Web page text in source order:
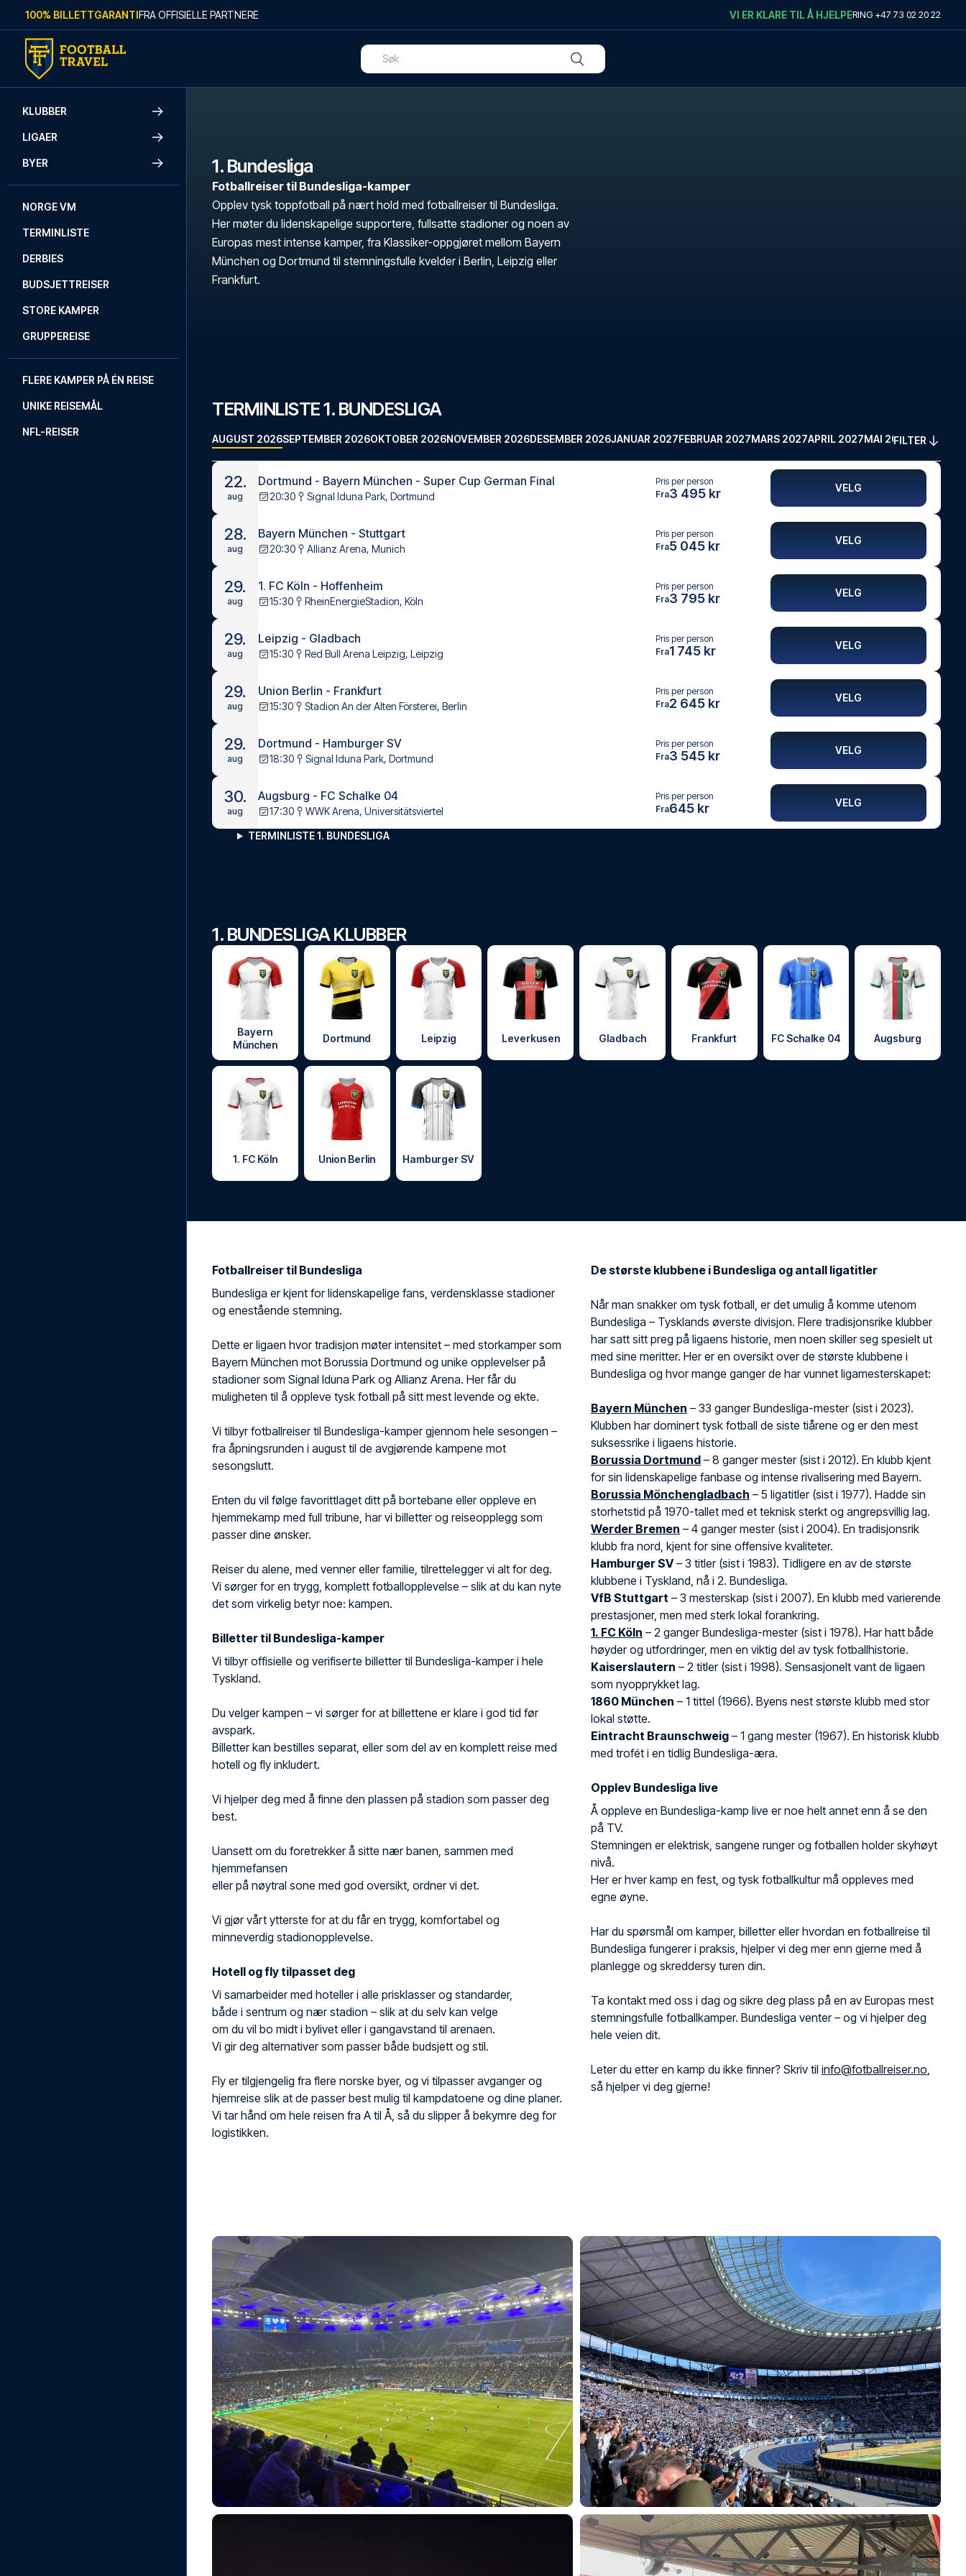
Skip to content
100% BILLETTGARANTIFRA OFFISIELLE PARTNERE VI ER KLARE TIL Å HJELPERING +47 73 02 20 22
KLUBBER
LIGAER
BYER
NORGE VM
TERMINLISTE
DERBIES
BUDSJETTREISER
STORE KAMPER
GRUPPEREISE
FLERE KAMPER PÅ ÉN REISE
UNIKE REISEMÅL
NFL-REISER
1. Bundesliga
Fotballreiser til Bundesliga-kamper
Opplev tysk toppfotball på nært hold med fotballreiser til Bundesliga.
Her møter du lidenskapelige supportere, fullsatte stadioner og noen av
Europas mest intense kamper, fra Klassiker-oppgjøret mellom Bayern
München og Dortmund til stemningsfulle kvelder i Berlin, Leipzig eller
Frankfurt.
TERMINLISTE 1. BUNDESLIGA
AUGUST 2026SEPTEMBER 2026OKTOBER 2026NOVEMBER 2026DESEMBER 2026JANUAR 2027FEBRUAR 2027MARS 2027APRIL 2027MAI 2027FILTER
22.
aug
Dortmund - Bayern München - Super Cup German Final
20:30 Signal Iduna Park, Dortmund
Pris per person
Fra3 495 kr VELG
28.
aug
Bayern München - Stuttgart
20:30 Allianz Arena, Munich
Pris per person
Fra5 045 kr VELG
29.
aug
1. FC Köln - Hoffenheim
15:30 RheinEnergieStadion, Köln
Pris per person
Fra3 795 kr VELG
29.
aug
Leipzig - Gladbach
15:30 Red Bull Arena Leipzig, Leipzig
Pris per person
Fra1 745 kr VELG
29.
aug
Union Berlin - Frankfurt
15:30 Stadion An der Alten Försterei, Berlin
Pris per person
Fra2 645 kr VELG
29.
aug
Dortmund - Hamburger SV
18:30 Signal Iduna Park, Dortmund
Pris per person
Fra3 545 kr VELG
30.
aug
Augsburg - FC Schalke 04
17:30 WWK Arena, Universitätsviertel
Pris per person
Fra645 kr VELG
TERMINLISTE 1. BUNDESLIGA
1. BUNDESLIGA KLUBBER
Bayern
München
Dortmund Leipzig Leverkusen Gladbach Frankfurt FC Schalke 04 Augsburg
1. FC Köln Union Berlin Hamburger SV
Fotballreiser til Bundesliga
Bundesliga er kjent for lidenskapelige fans, verdensklasse stadioner
og enestående stemning.
Dette er ligaen hvor tradisjon møter intensitet – med storkamper som
Bayern München mot Borussia Dortmund og unike opplevelser på
stadioner som Signal Iduna Park og Allianz Arena. Her får du
muligheten til å oppleve tysk fotball på sitt mest levende og ekte.
Vi tilbyr fotballreiser til Bundesliga-kamper gjennom hele sesongen –
fra åpningsrunden i august til de avgjørende kampene mot
sesongslutt.
Enten du vil følge favorittlaget ditt på bortebane eller oppleve en
hjemmekamp med full tribune, har vi billetter og reiseopplegg som
passer dine ønsker.
Reiser du alene, med venner eller familie, tilrettelegger vi alt for deg.
Vi sørger for en trygg, komplett fotballopplevelse – slik at du kan nyte
det som virkelig betyr noe: kampen.
Billetter til Bundesliga-kamper
Vi tilbyr offisielle og verifiserte billetter til Bundesliga-kamper i hele
Tyskland.
Du velger kampen – vi sørger for at billettene er klare i god tid før
avspark.
Billetter kan bestilles separat, eller som del av en komplett reise med
hotell og fly inkludert.
Vi hjelper deg med å finne den plassen på stadion som passer deg
best.
Uansett om du foretrekker å sitte nær banen, sammen med
hjemmefansen
eller på nøytral sone med god oversikt, ordner vi det.
Vi gjør vårt ytterste for at du får en trygg, komfortabel og
minneverdig stadionopplevelse.
Hotell og fly tilpasset deg
Vi samarbeider med hoteller i alle prisklasser og standarder,
både i sentrum og nær stadion – slik at du selv kan velge
om du vil bo midt i bylivet eller i gangavstand til arenaen.
Vi gir deg alternativer som passer både budsjett og stil.
Fly er tilgjengelig fra flere norske byer, og vi tilpasser avganger og
hjemreise slik at de passer best mulig til kampdatoene og dine planer.
Vi tar hånd om hele reisen fra A til Å, så du slipper å bekymre deg for
logistikken.
De største klubbene i Bundesliga og antall ligatitler
Når man snakker om tysk fotball, er det umulig å komme utenom
Bundesliga – Tysklands øverste divisjon. Flere tradisjonsrike klubber
har satt sitt preg på ligaens historie, men noen skiller seg spesielt ut
med sine meritter. Her er en oversikt over de største klubbene i
Bundesliga og hvor mange ganger de har vunnet ligamesterskapet:
Bayern München – 33 ganger Bundesliga-mester (sist i 2023).
Klubben har dominert tysk fotball de siste tiårene og er den mest
suksessrike i ligaens historie.
Borussia Dortmund – 8 ganger mester (sist i 2012). En klubb kjent
for sin lidenskapelige fanbase og intense rivalisering med Bayern.
Borussia Mönchengladbach – 5 ligatitler (sist i 1977). Hadde sin
storhetstid på 1970-tallet med et teknisk sterkt og angrepsvillig lag.
Werder Bremen – 4 ganger mester (sist i 2004). En tradisjonsrik
klubb fra nord, kjent for sine offensive kvaliteter.
Hamburger SV– 3 titler (sist i 1983). Tidligere en av de største
klubbene i Tyskland, nå i 2. Bundesliga.
VfB Stuttgart – 3 mesterskap (sist i 2007). En klubb med varierende
prestasjoner, men med sterk lokal forankring.
1. FC Köln – 2 ganger Bundesliga-mester (sist i 1978). Har hatt både
høyder og utfordringer, men en viktig del av tysk fotballhistorie.
Kaiserslautern – 2 titler (sist i 1998). Sensasjonelt vant de ligaen
som nyopprykket lag.
1860 München – 1 tittel (1966). Byens nest største klubb med stor
lokal støtte.
Eintracht Braunschweig – 1 gang mester (1967). En historisk klubb
med trofét i en tidlig Bundesliga-æra.
Opplev Bundesliga live
Å oppleve en Bundesliga-kamp live er noe helt annet enn å se den
på TV.
Stemningen er elektrisk, sangene runger og fotballen holder skyhøyt
nivå.
Her er hver kamp en fest, og tysk fotballkultur må oppleves med
egne øyne.
Har du spørsmål om kamper, billetter eller hvordan en fotballreise til
Bundesliga fungerer i praksis, hjelper vi deg mer enn gjerne med å
planlegge og skreddersy turen din.
Ta kontakt med oss i dag og sikre deg plass på en av Europas mest
stemningsfulle fotballkamper. Bundesliga venter – og vi hjelper deg
hele veien dit.
Leter du etter en kamp du ikke finner? Skriv til info@fotballreiser.no,
så hjelper vi deg gjerne!